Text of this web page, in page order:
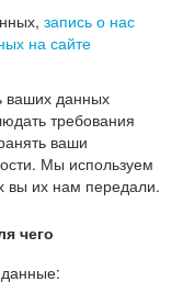
запись о нас
на сайте
ваших данных
требования
ваши
Мы используем
вы их нам передали.
чего